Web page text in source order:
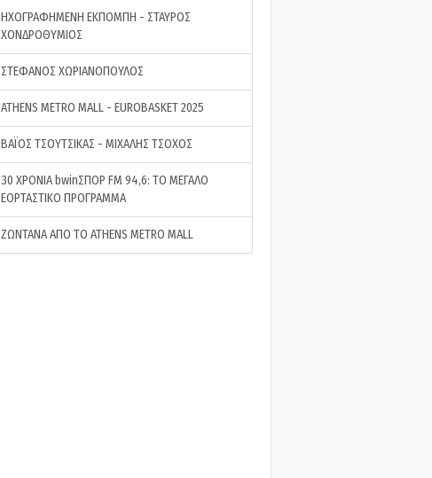
ΗΧΟΓΡΑΦΗΜΕΝΗ ΕΚΠΟΜΠΗ - ΣΤΑΥΡΟΣ
ΧΟΝΔΡΟΘΥΜΙΟΣ
ΣΤΕΦΑΝΟΣ ΧΩΡΙΑΝΟΠΟΥΛΟΣ
ATHENS METRO MALL - EUROBASKET 2025
ΒΑΪΟΣ ΤΣΟΥΤΣΙΚΑΣ - ΜΙΧΑΛΗΣ ΤΣΟΧΟΣ
30 ΧΡΟΝΙΑ bwinΣΠΟΡ FM 94,6: ΤΟ ΜΕΓΑΛΟ
ΕΟΡΤΑΣΤΙΚΟ ΠΡΟΓΡΑΜΜΑ
ΖΩΝΤΑΝΑ ΑΠΟ ΤΟ ATHENS METRO MALL